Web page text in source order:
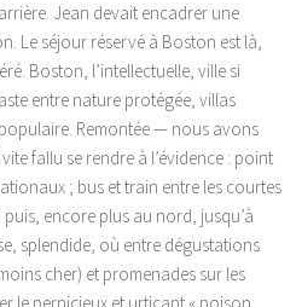
Jean devait encadrer une
Le séjour réservé à Boston est là,
Boston, l’intellectuelle, ville si
entre nature protégée, villas
Remontée — nous avons
fallu se rendre à l’évidence : point
; bus et train entre les courtes
encore plus au nord, jusqu’à
splendide, où entre dégustations
cher) et promenades sur les